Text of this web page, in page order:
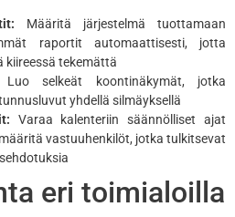
Määritä järjestelmä tuottamaan
raportit automaattisesti, jotta
kiireessä tekemättä
Luo selkeät koontinäkymät, jotka
yhdellä silmäyksellä
Varaa kalenteriin säännölliset ajat
vastuuhenkilöt, jotka tulkitsevat
eri toimialoilla